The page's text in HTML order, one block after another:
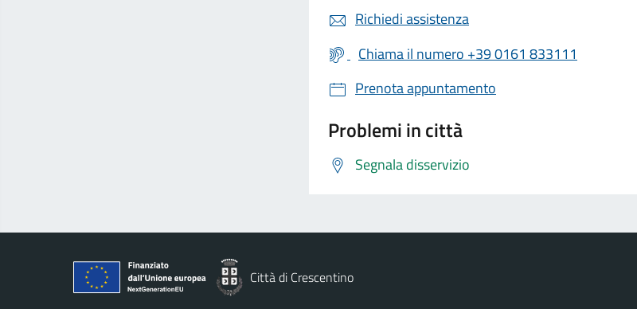
Richiedi assistenza
Chiama il numero +39 0161 833111
Prenota appuntamento
Problemi in città
Segnala disservizio
Città di Crescentino